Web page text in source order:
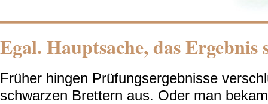
Egal. Hauptsache, das
Früher hingen Prüfungsergebnisse
schwarzen Brettern aus. Oder man